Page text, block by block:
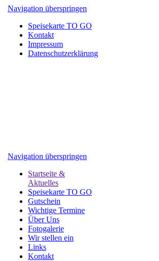
Navigation überspringen
Speisekarte TO GO
Kontakt
Impressum
Datenschutzerklärung
Navigation überspringen
Startseite &
Aktuelles
Speisekarte TO GO
Gutschein
Wichtige Termine
Über Uns
Fotogalerie
Wir stellen ein
Links
Kontakt